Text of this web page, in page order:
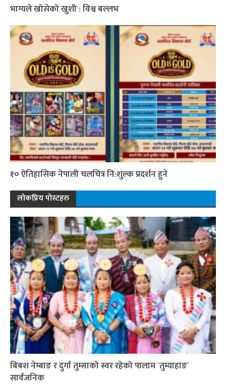
भाग्यले खोसेको खुशी : विश्व बल्लभ
१० ऐतिहासिक नेपाली चलचित्र नि:शुल्क प्रदर्शन हुने
लोकप्रिय पोस्टहरु
बिबश नेम्बाङ र दुर्गा तुम्साको स्वर रहेको पालाम `तुम्याहाङ´
सार्वजनिक